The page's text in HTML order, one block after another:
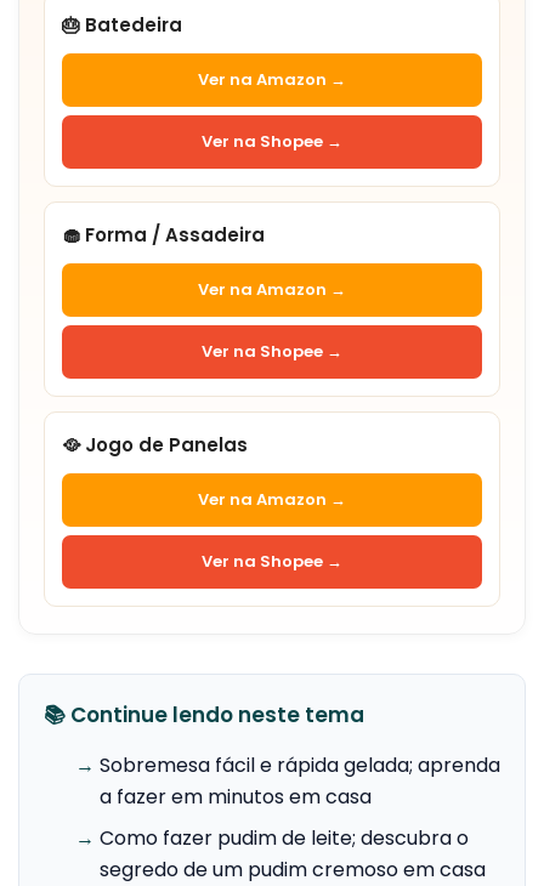
🎂 Batedeira
Ver na Amazon →
Ver na Shopee →
🧁 Forma / Assadeira
Ver na Amazon →
Ver na Shopee →
🥘 Jogo de Panelas
Ver na Amazon →
Ver na Shopee →
📚 Continue lendo neste tema
→ Sobremesa fácil e rápida gelada; aprenda
a fazer em minutos em casa
→ Como fazer pudim de leite; descubra o
segredo de um pudim cremoso em casa